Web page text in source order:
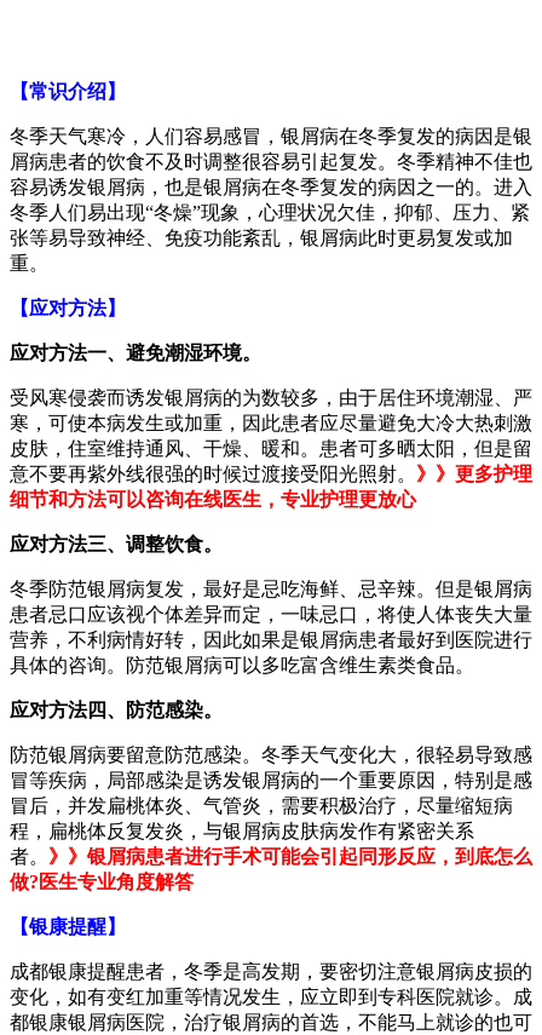
【常识介绍】
冬季天气寒冷，人们容易感冒，银屑病在冬季复发的病因是银
屑病患者的饮食不及时调整很容易引起复发。冬季精神不佳也
容易诱发银屑病，也是银屑病在冬季复发的病因之一的。进入
冬季人们易出现“冬燥”现象，心理状况欠佳，抑郁、压力、紧
张等易导致神经、免疫功能紊乱，银屑病此时更易复发或加
重。
【应对方法】
应对方法一、避免潮湿环境。
受风寒侵袭而诱发银屑病的为数较多，由于居住环境潮湿、严
寒，可使本病发生或加重，因此患者应尽量避免大冷大热刺激
皮肤，住室维持通风、干燥、暖和。患者可多晒太阳，但是留
意不要再紫外线很强的时候过渡接受阳光照射。 》》更多护理
细节和方法可以咨询在线医生，专业护理更放心
应对方法三、调整饮食。
冬季防范银屑病复发，最好是忌吃海鲜、忌辛辣。但是银屑病
患者忌口应该视个体差异而定，一味忌口，将使人体丧失大量
营养，不利病情好转，因此如果是银屑病患者最好到医院进行
具体的咨询。防范银屑病可以多吃富含维生素类食品。
应对方法四、防范感染。
防范银屑病要留意防范感染。冬季天气变化大，很轻易导致感
冒等疾病，局部感染是诱发银屑病的一个重要原因，特别是感
冒后，并发扁桃体炎、气管炎，需要积极治疗，尽量缩短病
程，扁桃体反复发炎，与银屑病皮肤病发作有紧密关系
者。 》》银屑病患者进行手术可能会引起同形反应，到底怎么
做?医生专业角度解答
【银康提醒】
成都银康提醒患者，冬季是高发期，要密切注意银屑病皮损的
变化，如有变红加重等情况发生，应立即到专科医院就诊。成
都银康银屑病医院，治疗银屑病的首选，不能马上就诊的也可